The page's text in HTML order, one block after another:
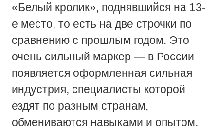
«Белый кролик», поднявшийся на 13-
е место, то есть на две строчки по
сравнению с прошлым годом. Это
очень сильный маркер — в России
появляется оформленная сильная
индустрия, специалисты которой
ездят по разным странам,
обмениваются навыками и опытом.